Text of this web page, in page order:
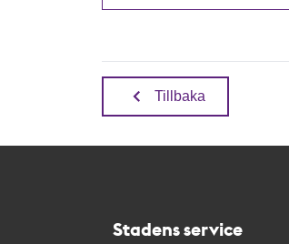
Tillbaka
Stadens service